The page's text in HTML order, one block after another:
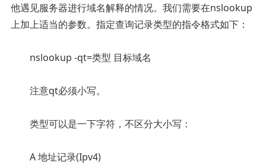
他遇见服务器进行域名解释的情况。我们需要在nslookup
上加上适当的参数。指定查询记录类型的指令格式如下：
nslookup -qt=类型 目标域名
注意qt必须小写。
类型可以是一下字符，不区分大小写：
A 地址记录(Ipv4)